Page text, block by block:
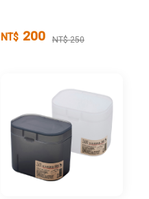
NT$ 200 NT$ 250